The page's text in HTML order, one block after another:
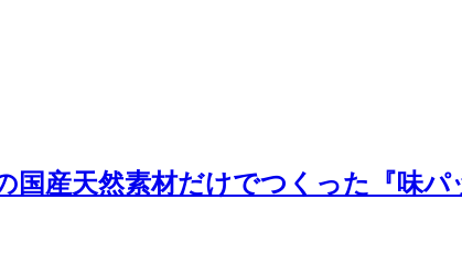
国産天然素材だけでつくった『味パ